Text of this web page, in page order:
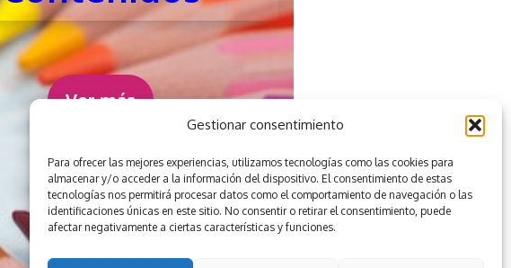
Gestionar consentimiento
Para ofrecer las mejores experiencias, utilizamos tecnologías como las cookies para
almacenar y/o acceder a la información del dispositivo. El consentimiento de estas
tecnologías nos permitirá procesar datos como el comportamiento de navegación o las
identificaciones únicas en este sitio. No consentir o retirar el consentimiento, puede
afectar negativamente a ciertas características y funciones.
Ver más